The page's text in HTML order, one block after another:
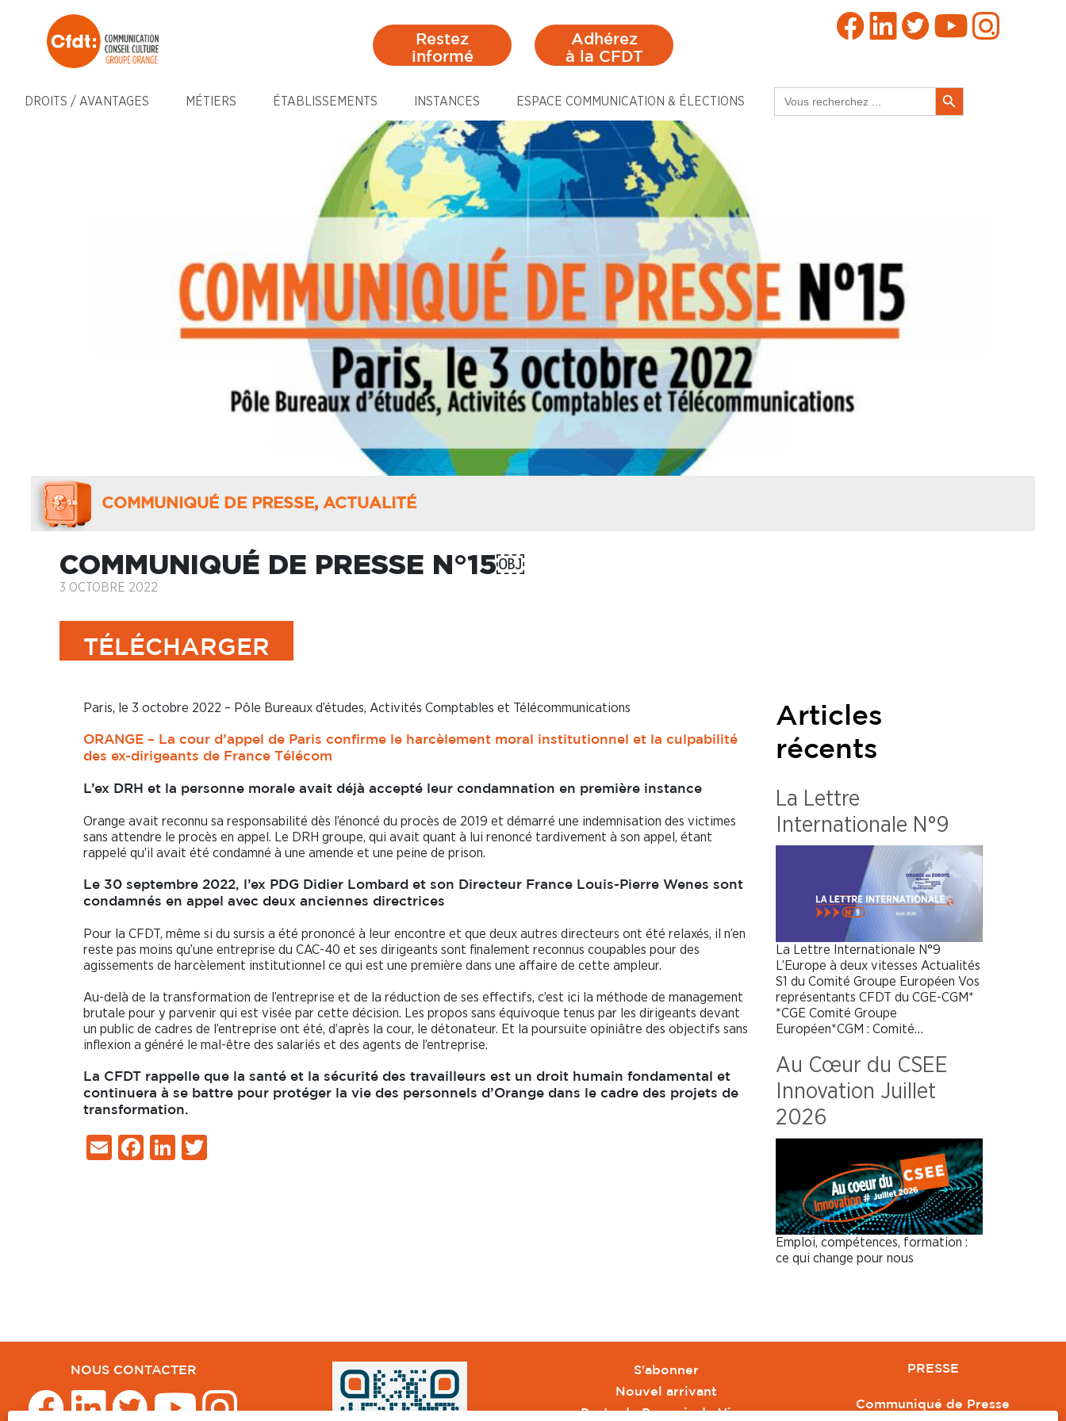
Restez
informé
Adhérez
à la CFDT
DROITS / AVANTAGES MÉTIERS ÉTABLISSEMENTS INSTANCES ESPACE COMMUNICATION & ÉLECTIONS
for:
Search Button
COMMUNIQUÉ DE PRESSE, ACTUALITÉ
COMMUNIQUÉ DE PRESSE N°15￼
3 OCTOBRE 2022
TÉLÉCHARGER
Paris, le 3 octobre 2022 – Pôle Bureaux d’études, Activités Comptables et Télécommunications
ORANGE – La cour d’appel de Paris confirme le harcèlement moral institutionnel et la culpabilité
des ex-dirigeants de France Télécom
L’ex DRH et la personne morale avait déjà accepté leur condamnation en première instance
Orange avait reconnu sa responsabilité dès l’énoncé du procès de 2019 et démarré une indemnisation des victimes
sans attendre le procès en appel. Le DRH groupe, qui avait quant à lui renoncé tardivement à son appel, étant
rappelé qu’il avait été condamné à une amende et une peine de prison.
Le 30 septembre 2022, l’ex PDG Didier Lombard et son Directeur France Louis-Pierre Wenes sont
condamnés en appel avec deux anciennes directrices
Pour la CFDT, même si du sursis a été prononcé à leur encontre et que deux autres directeurs ont été relaxés, il n’en
reste pas moins qu’une entreprise du CAC-40 et ses dirigeants sont finalement reconnus coupables pour des
agissements de harcèlement institutionnel ce qui est une première dans une affaire de cette ampleur.
Au-delà de la transformation de l’entreprise et de la réduction de ses effectifs, c’est ici la méthode de management
brutale pour y parvenir qui est visée par cette décision. Les propos sans équivoque tenus par les dirigeants devant
un public de cadres de l’entreprise ont été, d’après la cour, le détonateur. Et la poursuite opiniâtre des objectifs sans
inflexion a généré le mal-être des salariés et des agents de l’entreprise.
La CFDT rappelle que la santé et la sécurité des travailleurs est un droit humain fondamental et
continuera à se battre pour protéger la vie des personnels d’Orange dans le cadre des projets de
transformation.
EmailFacebook
LinkedIn
Articles
récents
La Lettre
Internationale N°9
La Lettre Internationale N°9
L’Europe à deux vitesses Actualités
S1 du Comité Groupe Européen Vos
représentants CFDT du CGE-CGM*
*CGE Comité Groupe
Européen*CGM : Comité…
Au Cœur du CSEE
Innovation Juillet
2026
Emploi, compétences, formation :
ce qui change pour nous
NOUS CONTACTER
S'abonner
Nouvel arrivant
Pacte de Pouvoir de Vivre
PRESSE
Communiqué de Presse